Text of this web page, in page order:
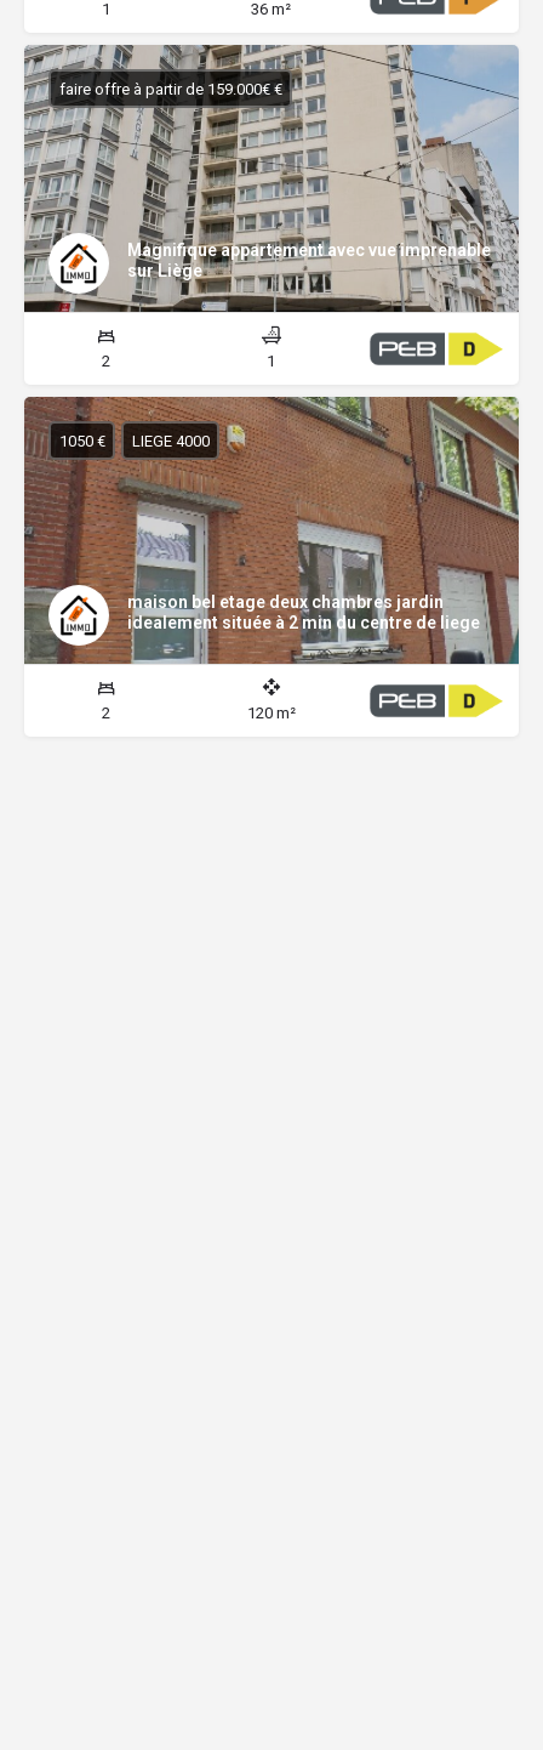
1 36 m²
Magnifique appartement avec vue imprenable
sur Liège
faire offre à partir de 159.000€ €
2 1
maison bel etage deux chambres jardin
idealement située à 2 min du centre de liege
1050 € LIEGE 4000
2 120 m²